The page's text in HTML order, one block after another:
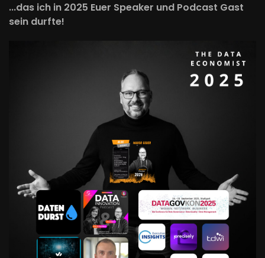
...das ich in 2025 Euer Speaker und Podcast Gast
sein durfte!